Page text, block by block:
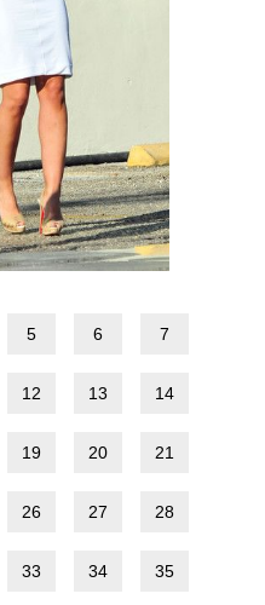
5 6 7
12 13 14
19 20 21
26 27 28
33 34 35